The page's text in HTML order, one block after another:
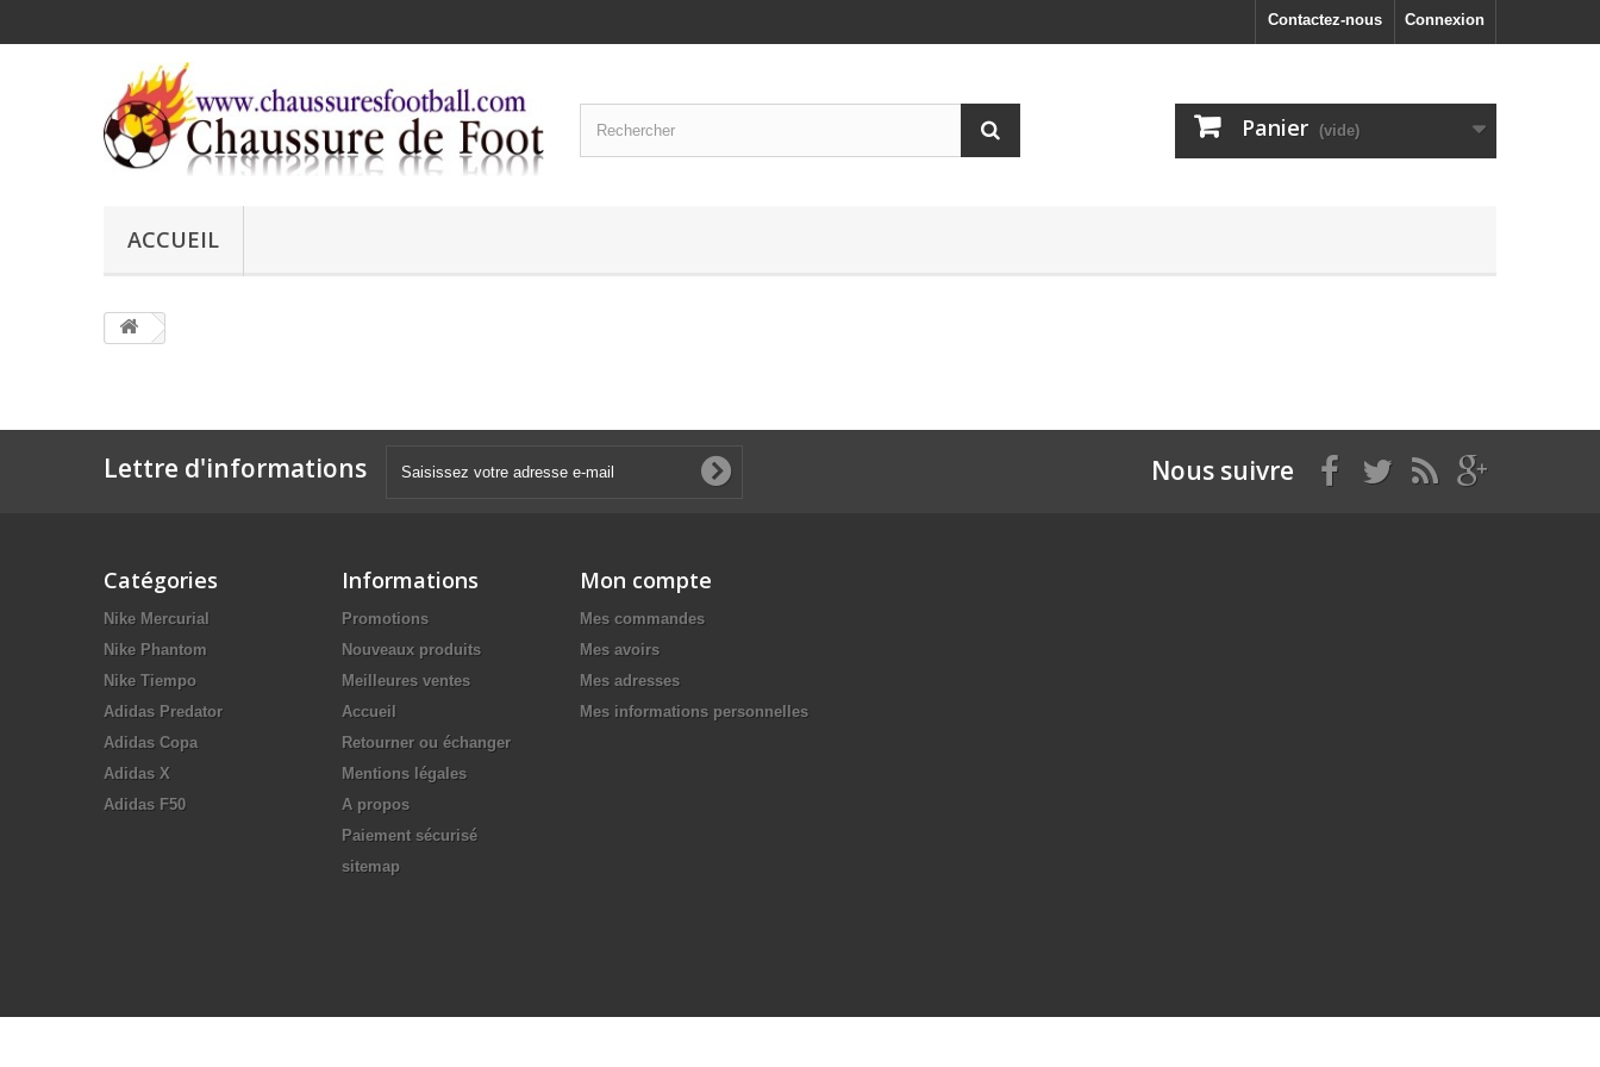
Connexion
Contactez-nous
Panier (vide)
ACCUEIL
Lettre d'informations Nous suivre
Catégories
Nike Mercurial
Nike Phantom
Nike Tiempo
Adidas Predator
Adidas Copa
Adidas X
Adidas F50
Informations
Promotions
Nouveaux produits
Meilleures ventes
Accueil
Retourner ou échanger
Mentions légales
A propos
Paiement sécurisé
sitemap
Mon compte
Mes commandes
Mes avoirs
Mes adresses
Mes informations personnelles